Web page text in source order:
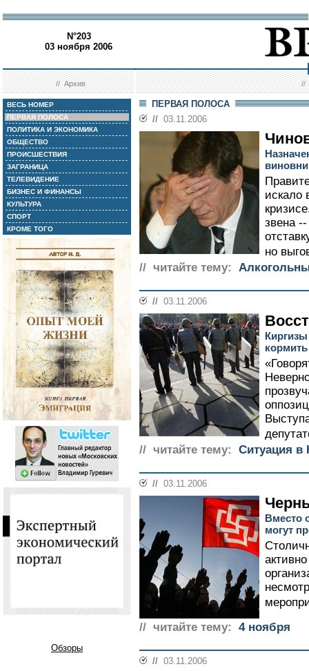
N°203
03 ноября 2006
//Архив //
ВЕСЬ НОМЕР
ПЕРВАЯ ПОЛОСА
ПОЛИТИКА И ЭКОНОМИКА
ОБЩЕСТВО
ПРОИСШЕСТВИЯ
ЗАГРАНИЦА
ТЕЛЕВИДЕНИЕ
БИЗНЕС И ФИНАНСЫ
КУЛЬТУРА
СПОРТ
КРОМЕ ТОГО
Обзоры
ПЕРВАЯ ПОЛОСА
// 03.11.2006
искало
звена
но
// читайте тему:
// 03.11.2006
// читайте тему:
Cитуация в
// 03.11.2006
Вместо
могут
// читайте тему:
4 ноября
// 03.11.2006